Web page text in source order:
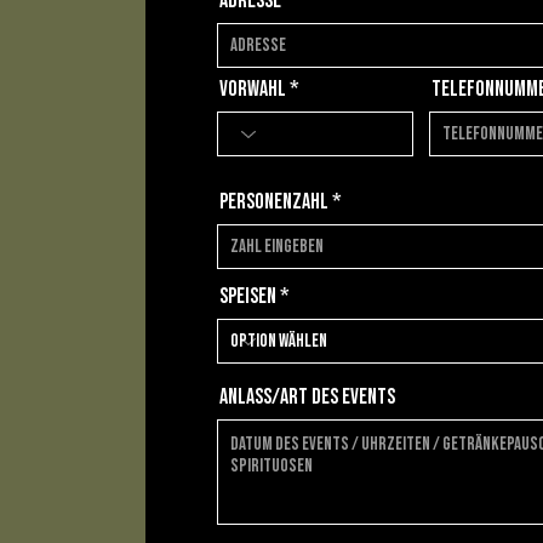
Vorwahl
Personenzahl
Speisen
Anlass/Art des Events